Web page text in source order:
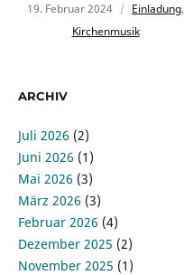
19. Februar 2024 Einladung,
Kirchenmusik
ARCHIV
Juli 2026 (2)
Juni 2026 (1)
Mai 2026 (3)
März 2026 (3)
Februar 2026 (4)
Dezember 2025 (2)
November 2025 (1)